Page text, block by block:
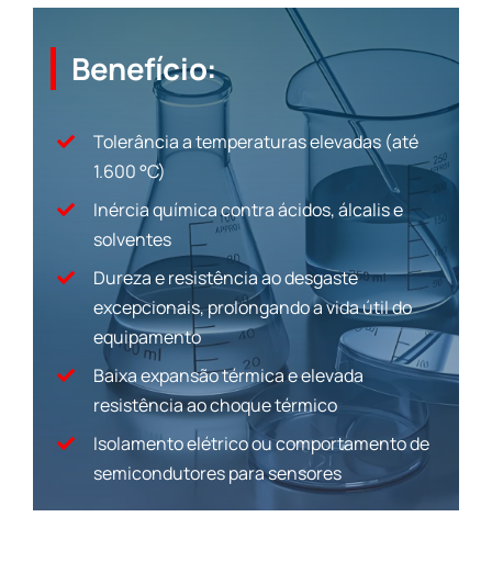
Benefício:
Tolerância a temperaturas elevadas (até
1.600 °C)
Inércia química contra ácidos, álcalis e
solventes
Dureza e resistência ao desgaste
excepcionais, prolongando a vida útil do
equipamento
Baixa expansão térmica e elevada
resistência ao choque térmico
Isolamento elétrico ou comportamento de
semicondutores para sensores